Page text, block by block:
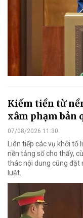
Kiếm tiền từ
xâm phạm bản
07/08/2026 11:30
Liên tiếp các vụ khởi
nền tảng số cho thấy,
thác nội dung cũng đặt
luật.